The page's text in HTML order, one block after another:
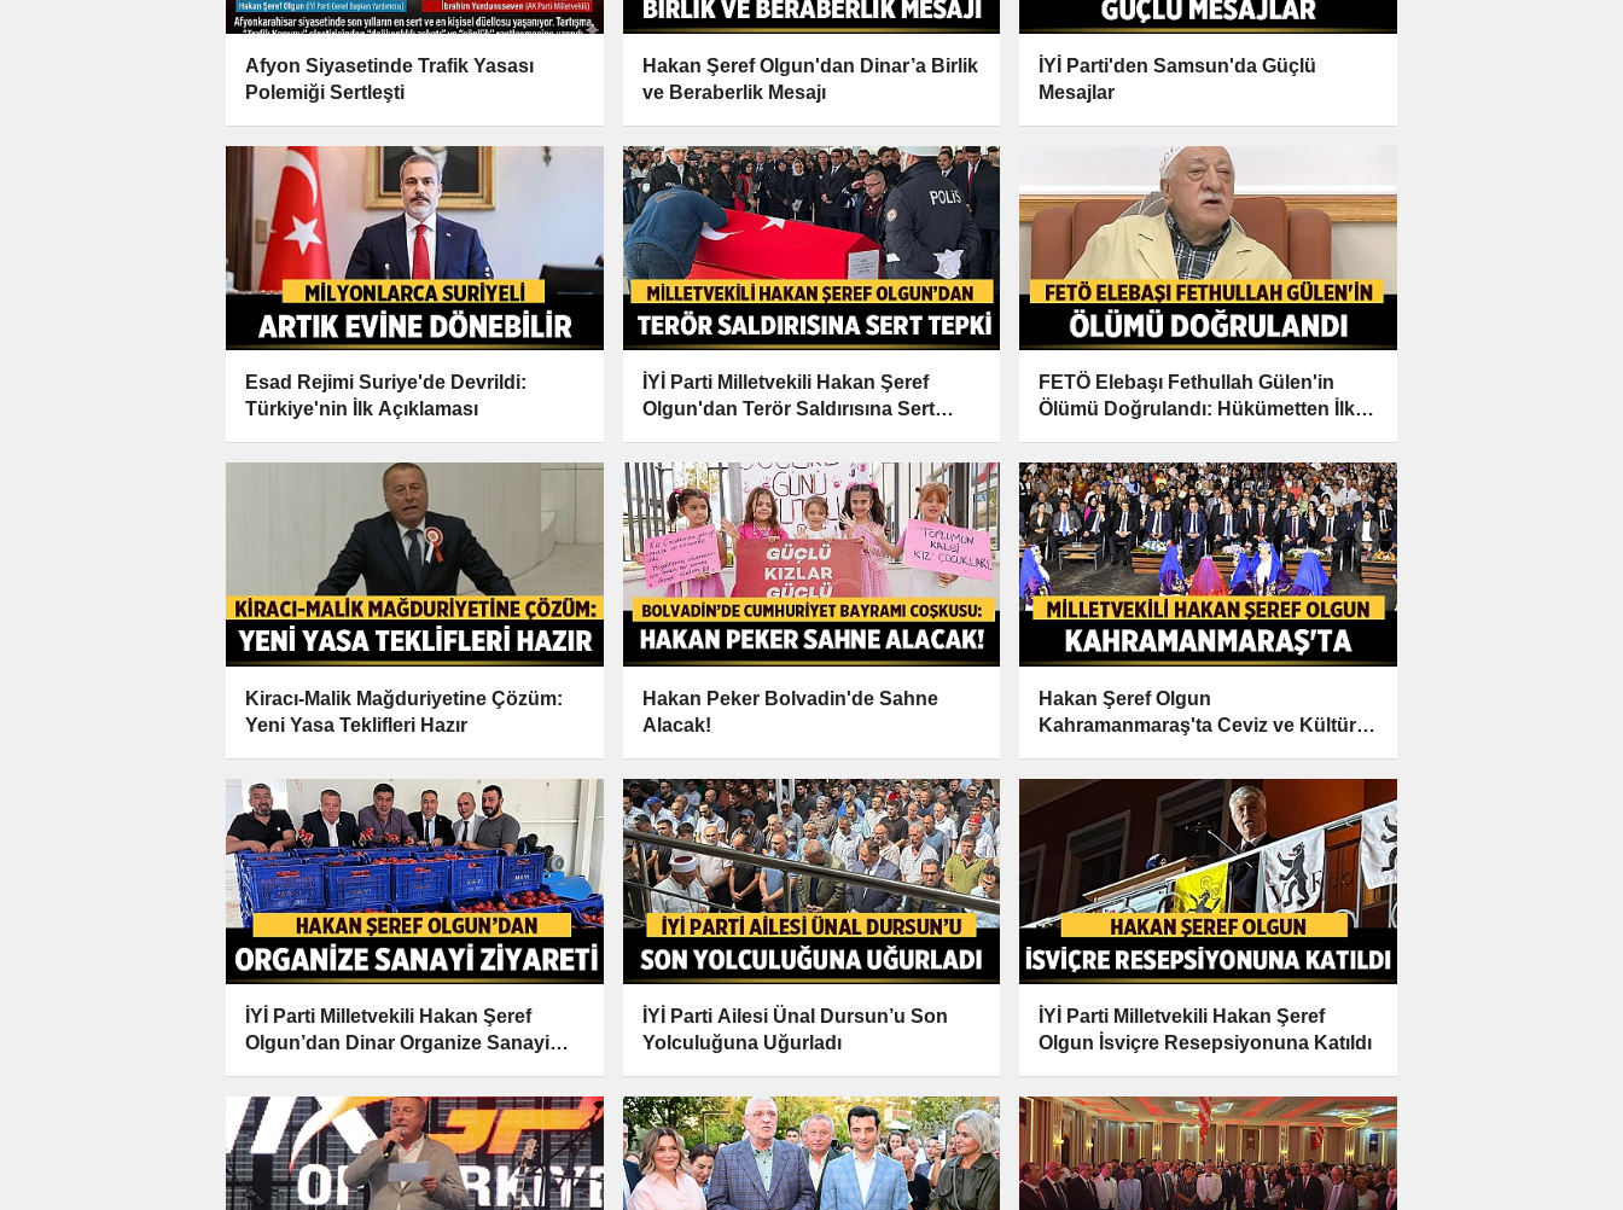
Afyon Siyasetinde Trafik Yasası
Polemiği Sertleşti
Hakan Şeref Olgun'dan Dinar’a Birlik
ve Beraberlik Mesajı
İYİ Parti'den Samsun'da Güçlü
Mesajlar
Esad Rejimi Suriye'de Devrildi:
Türkiye'nin İlk Açıklaması
İYİ Parti Milletvekili Hakan Şeref
Olgun'dan Terör Saldırısına Sert
FETÖ Elebaşı Fethullah Gülen'in
Ölümü Doğrulandı: Hükümetten İlk
Kiracı-Malik Mağduriyetine Çözüm:
Yeni Yasa Teklifleri Hazır
Hakan Peker Bolvadin'de Sahne
Alacak!
Hakan Şeref Olgun
Kahramanmaraş'ta Ceviz ve Kültür
İYİ Parti Milletvekili Hakan Şeref
Olgun’dan Dinar Organize Sanayi
İYİ Parti Ailesi Ünal Dursun’u Son
Yolculuğuna Uğurladı
İYİ Parti Milletvekili Hakan Şeref
Olgun İsviçre Resepsiyonuna Katıldı